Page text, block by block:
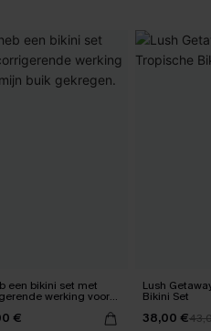
een bikini set met
werking voor
buik gekregen.
€
Lush
Bikini Set
38,00 €